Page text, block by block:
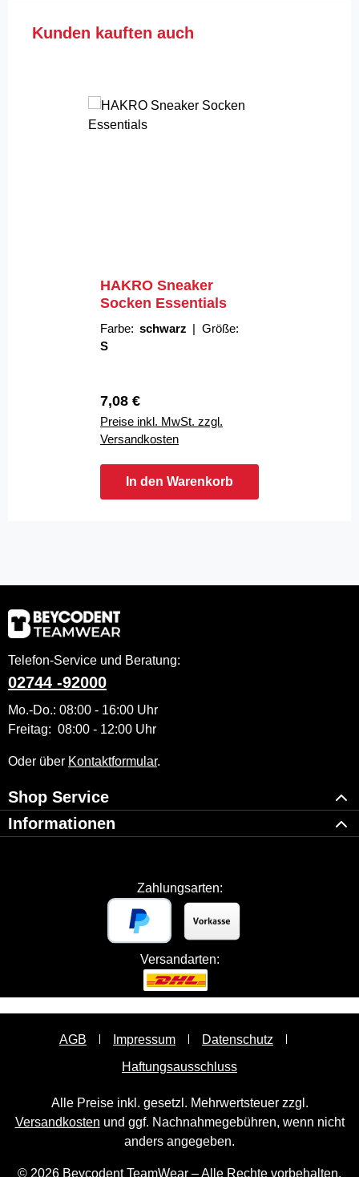
Produktgalerie überspringen
Kunden kauften auch
HAKRO Sneaker
Socken Essentials
Farbe: schwarz | Größe:
S
Regulärer Preis:
7,08 €
Preise inkl. MwSt. zzgl.
Versandkosten
In den Warenkorb
Telefon-Service und Beratung:
02744 -92000
Mo.-Do.: 08:00 - 16:00 Uhr
Freitag: 08:00 - 12:00 Uhr
Oder über Kontaktformular.
Shop Service
Informationen
Zahlungsarten:
Versandarten:
AGB Impressum
Datenschutz
Haftungsausschluss
Alle Preise inkl. gesetzl. Mehrwertsteuer zzgl.
Versandkosten und ggf. Nachnahmegebühren, wenn nicht
anders angegeben.
© 2026 Beycodent TeamWear – Alle Rechte vorbehalten.